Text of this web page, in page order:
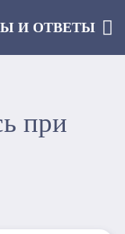
И ОТВЕТЫ
при